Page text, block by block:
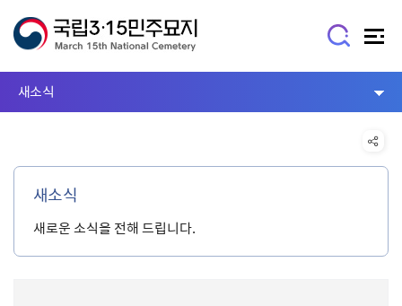
새소식
새소식
새로운 소식을 전해 드립니다.